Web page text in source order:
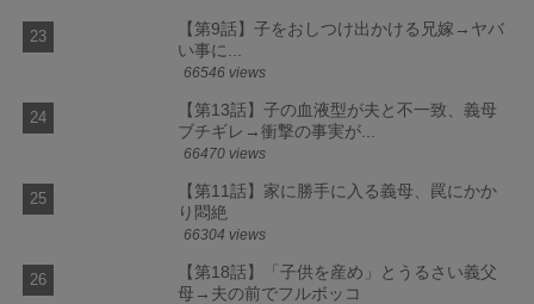
【第9話】子をおしつけ出かける兄嫁→ヤバ
い事に...
66546 views
【第13話】子の血液型が夫と不一致、義母
ブチギレ→衝撃の事実が...
66470 views
【第11話】家に勝手に入る義母、罠にかか
り悶絶
66304 views
【第18話】「子供を産め」とうるさい義父
母→夫の前でフルボッコ